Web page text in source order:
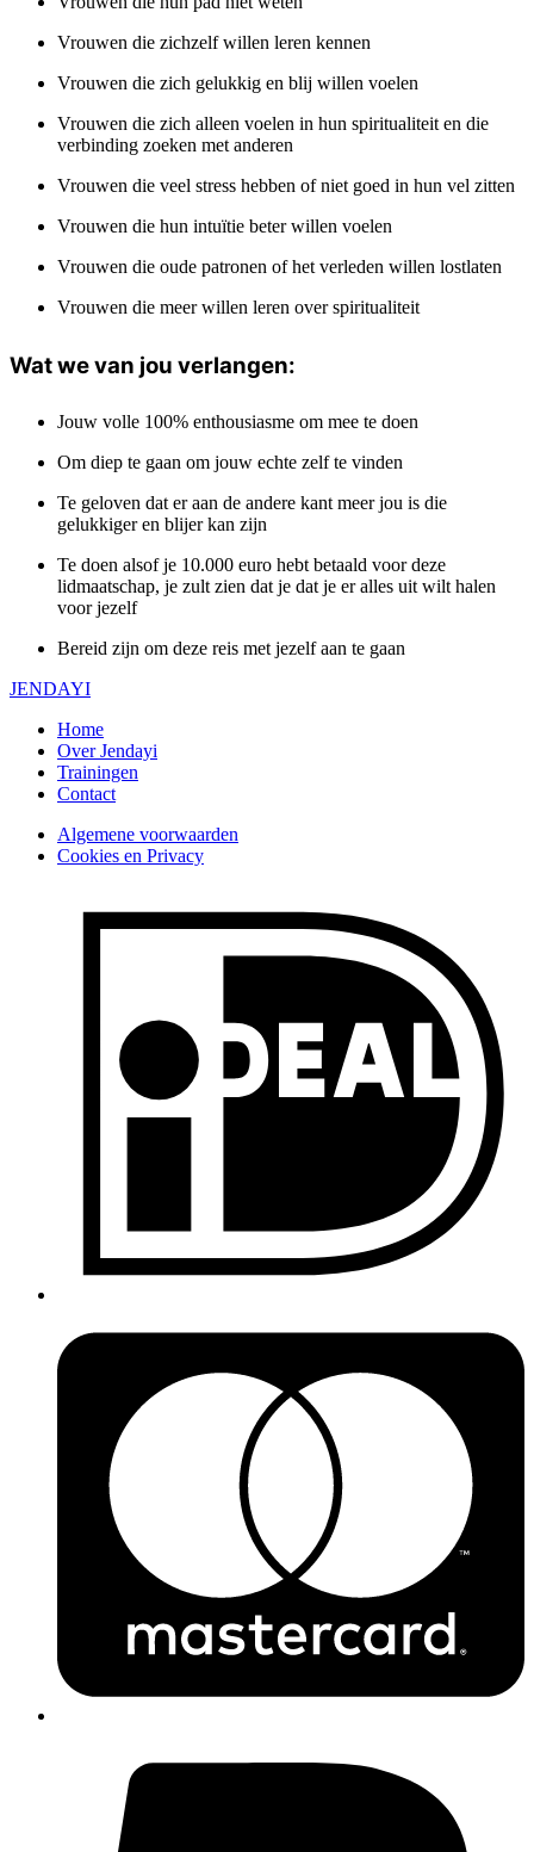
Vrouwen die zichzelf willen leren kennen
Vrouwen die zich gelukkig en blij willen voelen
Vrouwen die zich alleen voelen in hun spiritualiteit en die
verbinding zoeken met anderen
Vrouwen die veel stress hebben of niet goed in hun vel zitten
Vrouwen die hun intuïtie beter willen voelen
Vrouwen die oude patronen of het verleden willen lostlaten
Vrouwen die meer willen leren over spiritualiteit
Wat we van jou verlangen:
Jouw volle 100% enthousiasme om mee te doen
Om diep te gaan om jouw echte zelf te vinden
Te geloven dat er aan de andere kant meer jou is die
gelukkiger en blijer kan zijn
Te doen alsof je 10.000 euro hebt betaald voor deze
lidmaatschap, je zult zien dat je dat je er alles uit wilt halen
voor jezelf
Bereid zijn om deze reis met jezelf aan te gaan
JENDAYI
Home
Over Jendayi
Trainingen
Contact
Algemene voorwaarden
Cookies en Privacy